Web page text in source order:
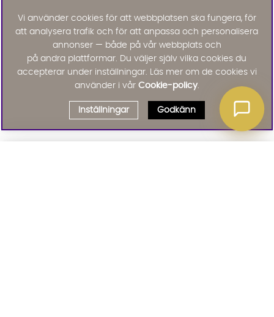
Vi använder cookies för att webbplatsen ska fungera, för
att analysera trafik och för att anpassa och personalisera
annonser — både på vår webbplats och
på andra plattformar. Du väljer själv vilka cookies du
accepterar under inställningar. Läs mer om de cookies vi
använder i vår Cookie-policy.
Inställningar Godkänn